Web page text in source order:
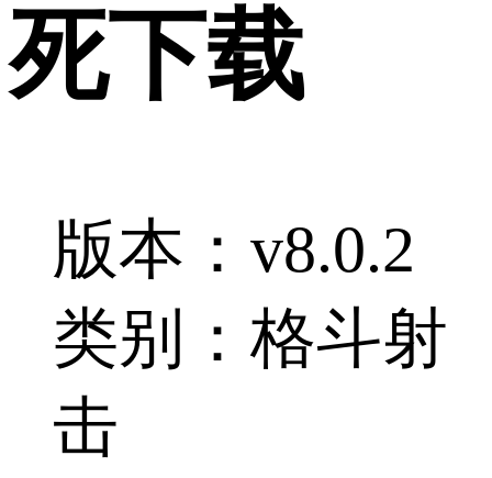
死下载
版本：v8.0.2
类别：格斗射
击